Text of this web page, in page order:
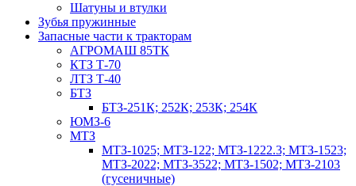
Шатуны и втулки
Зубья пружинные
Запасные части к тракторам
АГРОМАШ 85ТК
КТЗ Т-70
ЛТЗ Т-40
БТЗ
БТЗ-251К; 252К; 253К; 254К
ЮМЗ-6
МТЗ
МТЗ-1025; МТЗ-122; МТЗ-1222.3; МТЗ-1523;
МТЗ-2022; МТЗ-3522; МТЗ-1502; МТЗ-2103
(гусеничные)